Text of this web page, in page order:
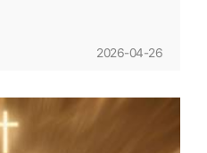
2026-04-26